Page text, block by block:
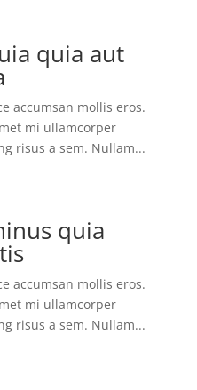
quia aut
accumsan mollis eros.
mi ullamcorper
risus a sem. Nullam...
quia
accumsan mollis eros.
mi ullamcorper
risus a sem. Nullam...